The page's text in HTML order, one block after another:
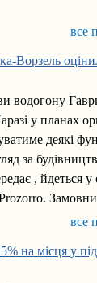
все
Ворзель
водогону
у планах
деякі
за
, йдеться у
все
на місця у